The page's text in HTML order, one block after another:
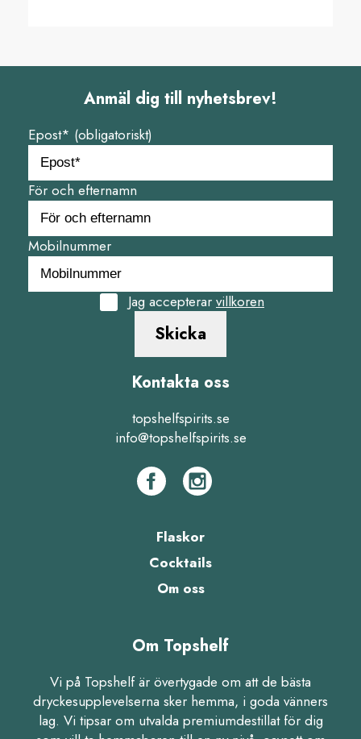
Anmäl dig till nyhetsbrev!
Epost* (obligatoriskt)
För och efternamn
Mobilnummer
Jag accepterar villkoren
Skicka
Kontakta oss
topshelfspirits.se
info@topshelfspirits.se
Flaskor
Cocktails
Om oss
Om Topshelf
Vi på Topshelf är övertygade om att de bästa
dryckesupplevelserna sker hemma, i goda vänners
lag. Vi tipsar om utvalda premiumdestillat för dig